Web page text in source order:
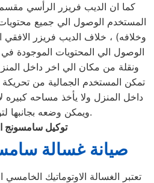
كما ان الديب فريزر الرأسي
المستخدم الوصول الي جميع
وخلافه) ، خلاف الديب فريزر
الوصول الي المحتويات الموجودة
ونقلة من مكان الي اخر داخل
تمكن المستخدم الجمالية من
داخل المنزل ولا يأخذ مساحه كبيره
ويمكن وضعه بجانبها لتوفير المساحة.
توكيل سامسونج
صيانة غسالة
تعتبر الغسالة الاوتوماتيك الخامسي